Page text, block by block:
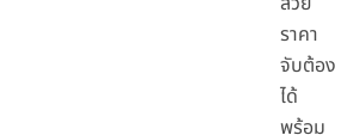
ราคา
จับต้อง
ได้
พร้อม